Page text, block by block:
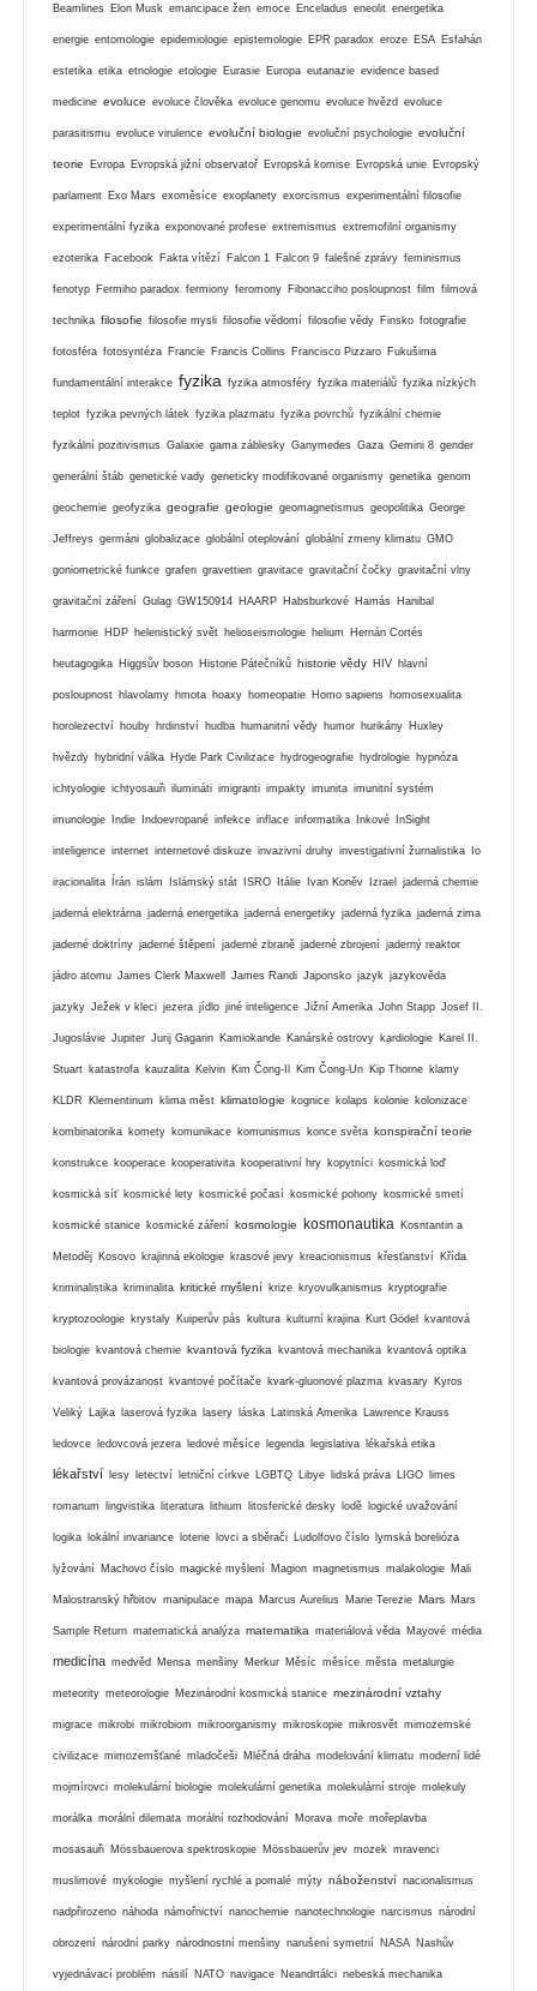
Beamlines Elon Musk emancipace žen emoce Enceladus eneolit energetika
energie entomologie epidemiologie epistemologie EPR paradox eroze ESA Esfahán
estetika etika etnologie etologie Eurasie Europa eutanazie evidence based
medicine evoluce evoluce člověka evoluce genomu evoluce hvězd evoluce
parasitismu evoluce virulence evoluční biologie evoluční psychologie evoluční
teorie Evropa Evropská jižní observatoř Evropská komise Evropská unie Evropský
parlament Exo Mars exoměsíce exoplanety exorcismus experimentální filosofie
experimentální fyzika exponované profese extremismus extremofilní organismy
ezoterika Facebook Fakta vítězí Falcon 1 Falcon 9 falešné zprávy feminismus
fenotyp Fermiho paradox fermiony feromony Fibonacciho posloupnost film filmová
technika filosofie filosofie mysli filosofie vědomí filosofie vědy Finsko fotografie
fotosféra fotosyntéza Francie Francis Collins Francisco Pizzaro Fukušima
fundamentální interakce fyzika fyzika atmosféry fyzika materiálů fyzika nízkých
teplot fyzika pevných látek fyzika plazmatu fyzika povrchů fyzikální chemie
fyzikální pozitivismus Galaxie gama záblesky Ganymedes Gaza Gemini 8 gender
generální štáb genetické vady geneticky modifikované organismy genetika genom
geochemie geofyzika geografie geologie geomagnetismus geopolitika George
Jeffreys germáni globalizace globální oteplování globální zmeny klimatu GMO
goniometrické funkce grafen gravettien gravitace gravitační čočky gravitační vlny
gravitační záření Gulag GW150914 HAARP Habsburkové Hamás Hanibal
harmonie HDP helenistický svět helioseismologie helium Hernán Cortés
heutagogika Higgsův boson Historie Pátečníků historie vědy HIV hlavní
posloupnost hlavolamy hmota hoaxy homeopatie Homo sapiens homosexualita
horolezectví houby hrdinství hudba humanitní vědy humor hurikány Huxley
hvězdy hybridní válka Hyde Park Civilizace hydrogeografie hydrologie hypnóza
ichtyologie ichtyosauři ilumináti imigranti impakty imunita imunitní systém
imunologie Indie Indoevropané infekce inflace informatika Inkové InSight
inteligence internet internetové diskuze invazivní druhy investigativní žurnalistika Io
iracionalita Írán islám Islámský stát ISRO Itálie Ivan Koněv Izrael jaderná chemie
jaderná elektrárna jaderná energetika jaderná energetiky jaderná fyzika jaderná zima
jaderné doktríny jaderné štěpení jaderné zbraně jaderné zbrojení jaderný reaktor
jádro atomu James Clerk Maxwell James Randi Japonsko jazyk jazykověda
jazyky Ježek v kleci jezera jídlo jiné inteligence Jižní Amerika John Stapp Josef II.
Jugoslávie Jupiter Jurij Gagarin Kamiokande Kanárské ostrovy kardiologie Karel II.
Stuart katastrofa kauzalita Kelvin Kim Čong-Il Kim Čong-Un Kip Thorne klamy
KLDR Klementinum klima měst klimatologie kognice kolaps kolonie kolonizace
kombinatorika komety komunikace komunismus konce světa konspirační teorie
konstrukce kooperace kooperativita kooperativní hry kopytníci kosmická loď
kosmická síť kosmické lety kosmické počasí kosmické pohony kosmické smetí
kosmické stanice kosmické záření kosmologie kosmonautika Kosntantin a
Metoděj Kosovo krajinná ekologie krasové jevy kreacionismus křesťanství Křída
kriminalistika kriminalita kritické myšlení krize kryovulkanismus kryptografie
kryptozoologie krystaly Kuiperův pás kultura kulturní krajina Kurt Gödel kvantová
biologie kvantová chemie kvantová fyzika kvantová mechanika kvantová optika
kvantová provázanost kvantové počítače kvark-gluonové plazma kvasary Kyros
Veliký Lajka laserová fyzika lasery láska Latinská Amerika Lawrence Krauss
ledovce ledovcová jezera ledové měsíce legenda legislativa lékařská etika
lékařství lesy letectví letniční církve LGBTQ Libye lidská práva LIGO limes
romanum lingvistika literatura lithium litosferické desky lodě logické uvažování
logika lokální invariance loterie lovci a sběrači Ludolfovo číslo lymská borelióza
lyžování Machovo číslo magické myšlení Magion magnetismus malakologie Mali
Malostranský hřbitov manipulace mapa Marcus Aurelius Marie Terezie Mars Mars
Sample Return matematická analýza matematika materiálová věda Mayové média
medicína medvěd Mensa menšiny Merkur Měsíc měsíce města metalurgie
meteority meteorologie Mezinárodní kosmická stanice mezinárodní vztahy
migrace mikrobi mikrobiom mikroorganismy mikroskopie mikrosvět mimozemské
civilizace mimozemšťané mladočeši Mléčná dráha modelování klimatu moderní lidé
mojmírovci molekulární biologie molekulární genetika molekulární stroje molekuly
morálka morální dilemata morální rozhodování Morava moře mořeplavba
mosasauři Mössbauerova spektroskopie Mössbauerův jev mozek mravenci
muslimové mykologie myšlení rychlé a pomalé mýty náboženství nacionalismus
nadpřirozeno náhoda námořnictví nanochemie nanotechnologie narcismus národní
obrození národní parky národnostní menšiny narušení symetrií NASA Nashův
vyjednávací problém násilí NATO navigace Neandrtálci nebeská mechanika